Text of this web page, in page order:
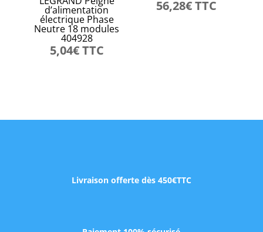
d’alimentation
électrique Phase
Neutre 18 modules
404928
5,04€TTC
56,28€TTC
Livraison offerte dès 450€TTC